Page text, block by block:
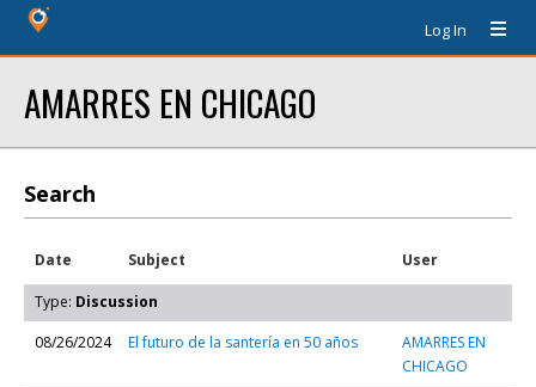
Log In
AMARRES EN CHICAGO
Search
Date Subject User
Type: Discussion
08/26/2024
El futuro de la santería en 50 años
AMARRES EN
CHICAGO